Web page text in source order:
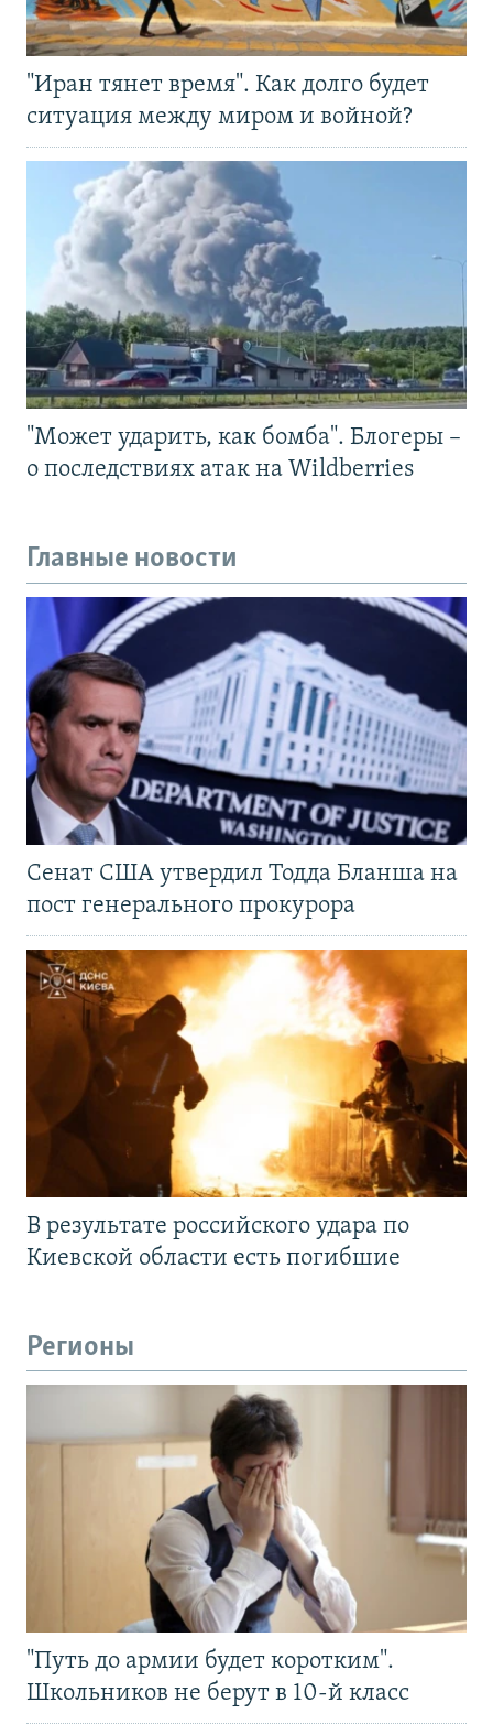
"Иран тянет время". Как долго будет
ситуация между миром и войной?
"Может ударить, как бомба". Блогеры –
о последствиях атак на Wildberries
Главные новости
Сенат США утвердил Тодда Бланша на
пост генерального прокурора
В результате российского удара по
Киевской области есть погибшие
Регионы
"Путь до армии будет коротким".
Школьников не берут в 10-й класс